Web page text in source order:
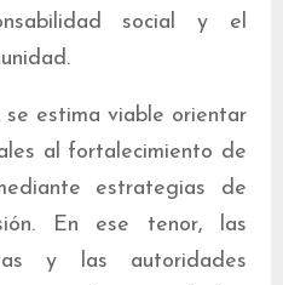
social y el
se estima viable orientar
al fortalecimiento de
estrategias de
En ese tenor, las
y las autoridades